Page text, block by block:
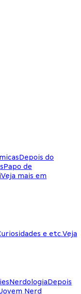
Depois do
Papo de
Veja mais em
e etc.Veja
NerdologiaDepois
Nerd